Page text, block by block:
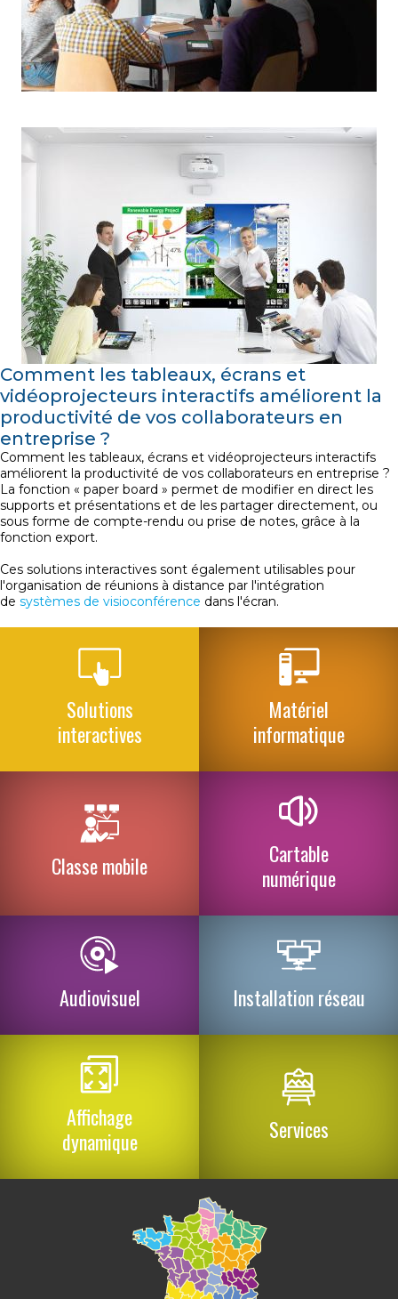
Comment les tableaux, écrans et
vidéoprojecteurs interactifs améliorent la
productivité de vos collaborateurs en
entreprise ?
Comment les tableaux, écrans et vidéoprojecteurs interactifs
améliorent la productivité de vos collaborateurs en entreprise ?
La fonction « paper board » permet de modifier en direct les
supports et présentations et de les partager directement, ou
sous forme de compte-rendu ou prise de notes, grâce à la
fonction export.
Ces solutions interactives sont également utilisables pour
l'organisation de réunions à distance par l'intégration
de systèmes de visioconférence dans l'écran.
Solutions
interactives
Matériel
informatique
Classe mobile
Cartable
numérique
Audiovisuel Installation réseau
Affichage
dynamique
Services